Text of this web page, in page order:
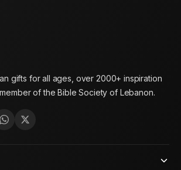
gifts for all ages, over 2000+ inspiration
of the Bible Society of Lebanon.